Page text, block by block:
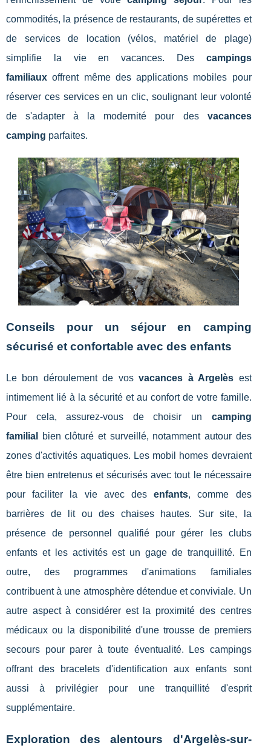
commodités, la présence de restaurants, de supérettes et
de services de location (vélos, matériel de plage)
simplifie la vie en vacances. Des campings
familiaux offrent même des applications mobiles pour
réserver ces services en un clic, soulignant leur volonté
de s'adapter à la modernité pour des vacances
camping parfaites.
Conseils pour un séjour en camping
sécurisé et confortable avec des enfants
Le bon déroulement de vosvacances à Argelès est
intimement lié à la sécurité et au confort de votre famille.
Pour cela, assurez-vous de choisir un camping
familial
bien clôturé et surveillé, notamment autour des
zones d'activités aquatiques. Les mobil homes devraient
être bien entretenus et sécurisés avec tout le nécessaire
pour faciliter la vie avec desenfants, comme des
barrières de lit ou des chaises hautes. Sur site, la
présence de personnel qualifié pour gérer les clubs
enfants et les activités est un gage de tranquillité. En
outre, des programmes d'animations familiales
contribuent à une atmosphère détendue et conviviale. Un
autre aspect à considérer est la proximité des centres
médicaux ou la disponibilité d'une trousse de premiers
secours pour parer à toute éventualité. Les campings
offrant des bracelets d'identification aux enfants sont
aussi à privilégier pour une tranquillité d'esprit
supplémentaire.
Exploration des alentours d'Argelès-sur-